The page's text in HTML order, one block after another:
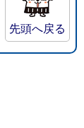
先頭へ戻る